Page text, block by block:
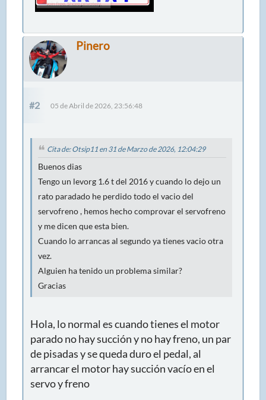
Pinero
#2 05 de Abril de 2026, 23:56:48
Cita de: Otsip11 en 31 de Marzo de 2026, 12:04:29
Buenos dias
Tengo un levorg 1.6 t del 2016 y cuando lo dejo un
rato paradado he perdido todo el vacio del
servofreno , hemos hecho comprovar el servofreno
y me dicen que esta bien.
Cuando lo arrancas al segundo ya tienes vacio otra
vez.
Alguien ha tenido un problema similar?
Gracias
Hola, lo normal es cuando tienes el motor
parado no hay succión y no hay freno, un par
de pisadas y se queda duro el pedal, al
arrancar el motor hay succión vacío en el
servo y freno